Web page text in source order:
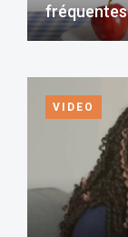
fréquentes
VIDEO